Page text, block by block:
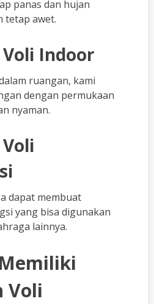
panas dan hujan
tetap awet.
Indoor
ruangan, kami
dengan permukaan
nyaman.
dapat membuat
yang bisa digunakan
lainnya.
Voli